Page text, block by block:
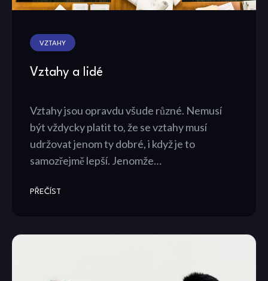
VZTAHY
Vztahy a lidé
Vztahy jsou opravdu všude různé. Nemusí
být vždycky platit to, že se vztahy musí
udržovat jenom ty dobré, i když je to
samozřejmě lepší. Jenomže…
PŘEČÍST